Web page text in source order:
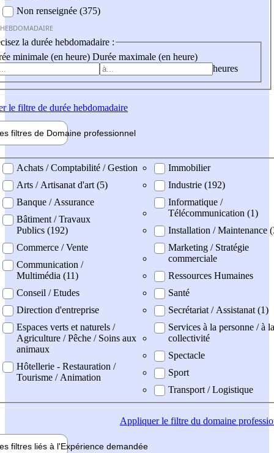
Non renseignée (375)
la durée hebdomadaire :
minimale (en heure) Durée maximale (en heure)
heures
le filtre de durée hebdomadaire
filtres de Domaine professionnel
professionel
Achats / Comptabilité / Gestion
Arts / Artisanat d'art (5)
Banque / Assurance
Bâtiment / Travaux
Publics (192)
Commerce / Vente
Communication /
Multimédia (11)
Conseil / Etudes
Direction d'entreprise
Espaces verts et naturels /
Agriculture / Pêche / Soins aux
animaux
Hôtellerie - Restauration /
Tourisme / Animation
Immobilier
Industrie (192)
Informatique /
Télécommunication (1)
Installation / Maintenance
Marketing / Stratégie
commerciale
Ressources Humaines
Santé
Secrétariat / Assistanat (1)
Services à la personne / à la
collectivité
Spectacle
Sport
Transport / Logistique
Appliquerle filtre du domaine
filtres liés à l'Expérience demandée